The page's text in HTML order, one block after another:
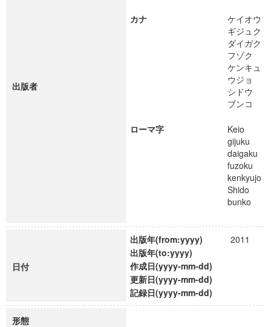
出版者
カナ
ケイオウ
ギジュク
ダイガク
フゾク
ケンキュ
ウジョ
シドウ
ブンコ
ローマ字
Keio
gijuku
daigaku
fuzoku
kenkyujo
Shido
bunko
日付
出版年(from:yyyy)
2011
出版年(to:yyyy)
作成日(yyyy-mm-dd)
更新日(yyyy-mm-dd)
記録日(yyyy-mm-dd)
形態